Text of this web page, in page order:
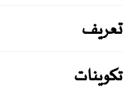
تعريف
تكوينات